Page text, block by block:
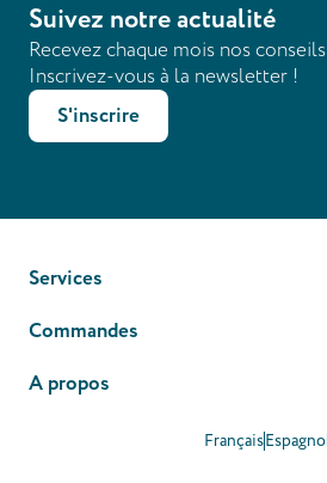
Suivez notre actualité
Recevez chaque mois nos
Inscrivez-vous à la newsletter !
S'inscrire
Services
Commandes
A propos
Français